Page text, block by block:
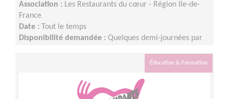
Association : Les Restaurants du cœur - Région Ile-de-
France
Date : Tout le temps
Disponibilité demandée : Quelques demi-journées par
autonome pour organiser ton activité. Après ta période
d’intégration, une partie de la mission pourra
ponctuellement être réalisée en télétravail. Les
modalités et la fréquence de ton engagement seront
Éducation & Formation